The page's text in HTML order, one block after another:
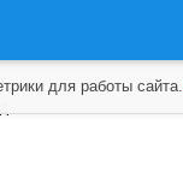
для работы сайта.